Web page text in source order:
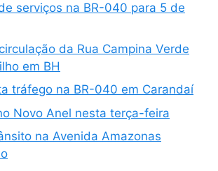
serviços na BR-040 para 5 de
da Rua Campina Verde
em BH
tráfego na BR-040 em Carandaí
Novo Anel nesta terça-feira
na Avenida Amazonas